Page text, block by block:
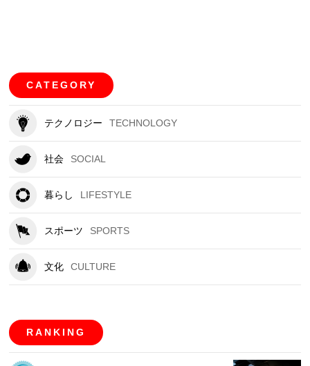
CATEGORY
テクノロジー TECHNOLOGY
社会 SOCIAL
暮らし LIFESTYLE
スポーツ SPORTS
文化 CULTURE
RANKING